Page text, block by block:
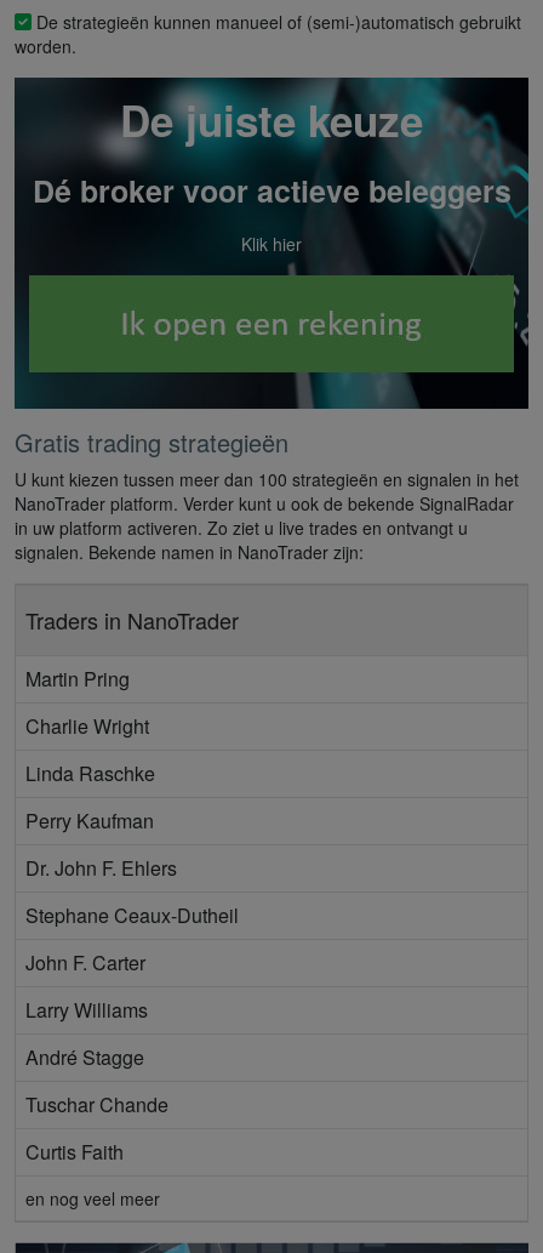
De strategieën kunnen manueel of (semi-)automatisch gebruikt
worden.
De juiste keuze
Dé broker voor actieve beleggers
Klik hier
Gratis trading strategieën
U kunt kiezen tussen meer dan 100 strategieën en signalen in het
NanoTrader platform. Verder kunt u ook de bekende SignalRadar
in uw platform activeren. Zo ziet u live trades en ontvangt u
signalen. Bekende namen in NanoTrader zijn:
Traders in NanoTrader
Martin Pring
Charlie Wright
Linda Raschke
Perry Kaufman
Dr. John F. Ehlers
Stephane Ceaux-Dutheil
John F. Carter
Larry Williams
André Stagge
Tuschar Chande
Curtis Faith
en nog veel meer